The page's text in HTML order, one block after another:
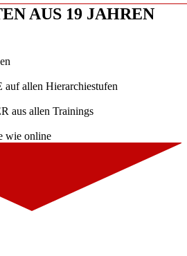
AUS 19 JAHREN
allen Hierarchiestufen
aus allen Trainings
wie online